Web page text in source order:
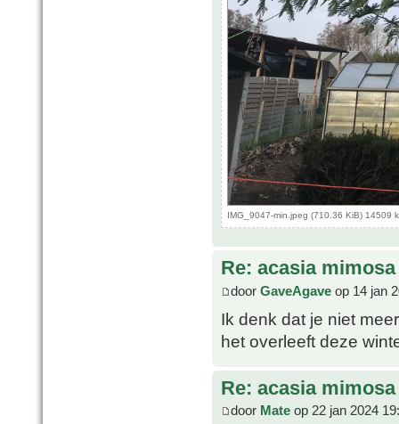
IMG_9047-min.jpeg (710.36 KiB) 14509
Re: acasia mimosa
door GaveAgave op 14 jan
Ik denk dat je niet
het overleeft deze
Re: acasia mimosa
door Mate op 22 jan 2024